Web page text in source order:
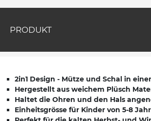
PRODUKT
2in1 Design - Mütze und Schal in
Hergestellt aus weichem Plüsch
Haltet die Ohren und den Hals
Einheitsgrösse für Kinder von 5-8